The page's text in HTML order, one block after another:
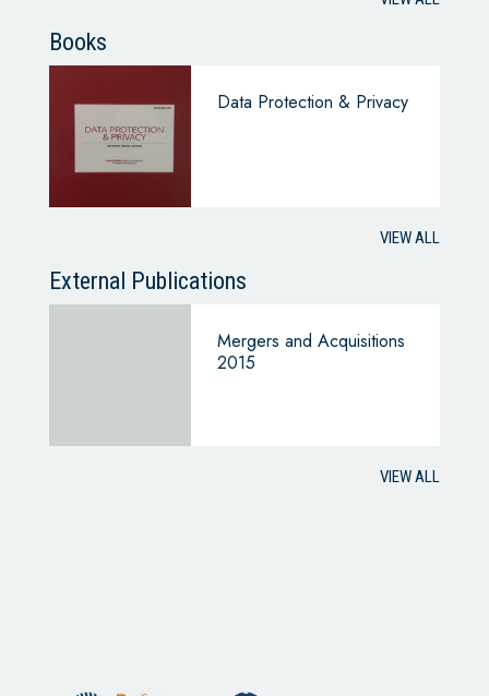
Books
Data Protection & Privacy
VIEW ALL
External Publications
Mergers and Acquisitions
2015
VIEW ALL